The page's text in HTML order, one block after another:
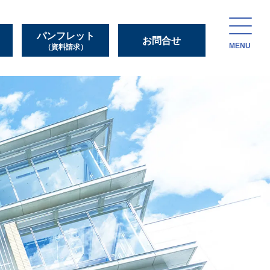
パンフレット
（資料請求）
お問合せ
MENU